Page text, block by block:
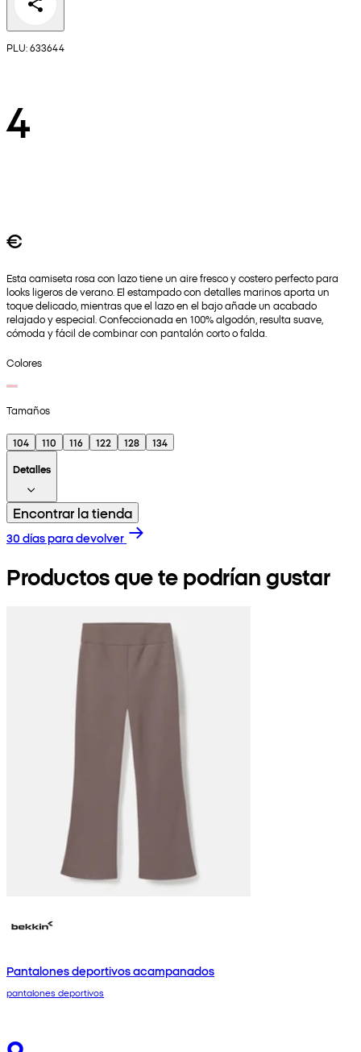
PLU: 633644
4
€
Esta camiseta rosa con lazo tiene un aire fresco y costero perfecto para
looks ligeros de verano. El estampado con detalles marinos aporta un
toque delicado, mientras que el lazo en el bajo añade un acabado
relajado y especial. Confeccionada en 100% algodón, resulta suave,
cómoda y fácil de combinar con pantalón corto o falda.
Colores
Tamaños
104 110 116 122 128
134
Detalles
Encontrar la tienda
30 días para devolver
Productos que te podrían gustar
Pantalones deportivos acampanados
pantalones deportivos